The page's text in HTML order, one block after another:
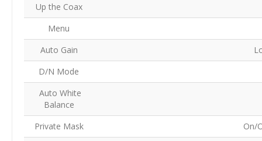
Up the Coax
Menu
Auto Gain
D/N Mode
Auto White
Balance
Private Mask
On/